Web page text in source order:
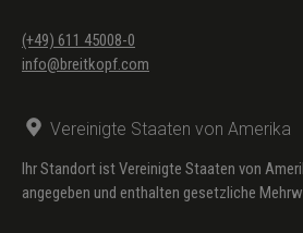
(+49) 611 45008-0
info@breitkopf.com
Vereinigte Staaten von Amerika
Ihr Standort ist Vereinigte Staaten von
angegeben und enthalten gesetzliche